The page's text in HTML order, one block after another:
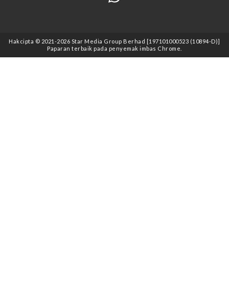
Hakcipta © 2021 -2026 Star Media Group Berhad [197101000523 (10894-D)]
Paparan terbaik pada penyemak imbas Chrome.